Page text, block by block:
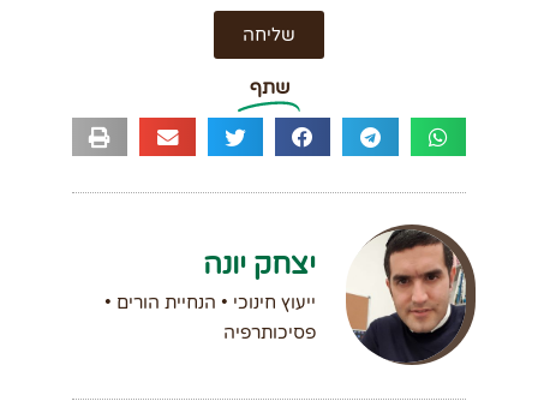
שליחה
שתף
יצחק יונה
ייעוץ חינוכי • הנחיית הורים •
פסיכותרפיה